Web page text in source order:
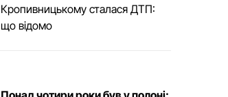
Кропивницькому сталася ДТП:
що відомо